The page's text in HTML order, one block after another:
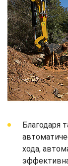
Благодаря
хода,